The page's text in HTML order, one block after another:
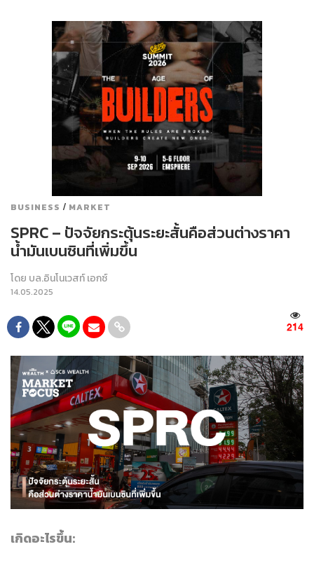
BUSINESS / MARKET
SPRC – ปัจจัยกระตุ้นระยะสั้นคือส่วนต่างราคา
น้ำมันเบนซินที่เพิ่มขึ้น
โดย บล.อินโนเวสท์ เอกซ์
14.05.2025
214
เกิดอะไรขึ้น: